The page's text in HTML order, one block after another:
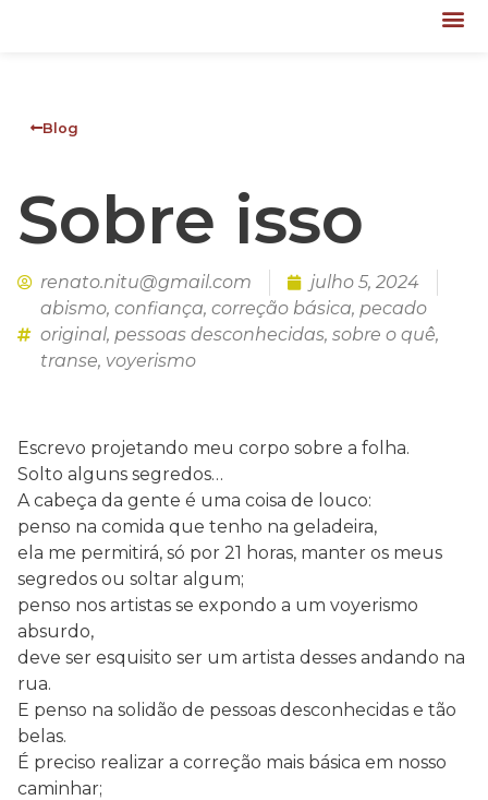
Blog
Sobre isso
renato.nitu@gmail.com
julho 5, 2024
abismo, confiança, correção básica, pecado
original, pessoas desconhecidas, sobre o quê,
transe, voyerismo
Escrevo projetando meu corpo sobre a folha.
Solto alguns segredos…
A cabeça da gente é uma coisa de louco:
penso na comida que tenho na geladeira,
ela me permitirá, só por 21 horas, manter os meus
segredos ou soltar algum;
penso nos artistas se expondo a um voyerismo
absurdo,
deve ser esquisito ser um artista desses andando na
rua.
E penso na solidão de pessoas desconhecidas e tão
belas.
É preciso realizar a correção mais básica em nosso
caminhar;